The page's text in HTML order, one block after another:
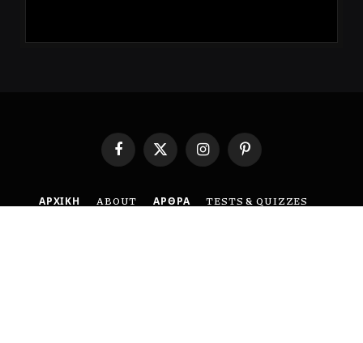
Facebook
X
(Twitter)
InstagramPinterest
ΑΡΧΙΚΗ ABOUT ΑΡΘΡΑ
TESTS & QUIZZES